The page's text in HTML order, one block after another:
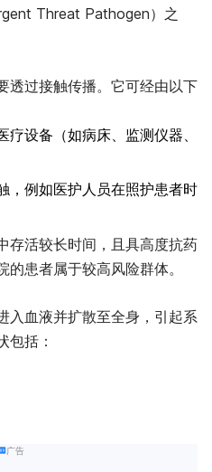
Threat Pathogen）之
透过接触传播。它可经由以下
设备（如病床、监测仪器、
，例如医护人员在照护患者时
存活较长时间，且具高度抗药
患者属于较高风险群体。
入血液并扩散至全身，引起系
包括：
广告